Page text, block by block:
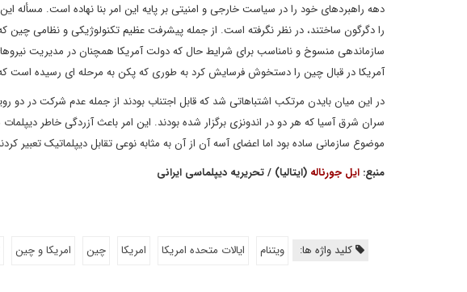
دهه راهبردهای خود را در سیاست خارجی و امنیتی بر پایه این امر بنا نهاده است. مسأله
را دگرگون ساختند، در نظر نگرفته است. از جمله پیشرفت عظیم تکنولوژیکی و نظامی چین که
سازماندهی منسوخ و نامناسب برای شرایط حال که دولت آمریکا همچنان در مدیریت
آمریکا در قبال چین را دستخوش فرسایش کرد به طوری که پکن به مرحله ای رسیده است
در این میان بایدن مرتکب اشتباهاتی شد که قابل اجتناب بودند از جمله عدم شرکت در
سران شرق آسیا که هر دو در اندونزی برگزار شده بودند. این امر باعث آزردگی خاطر
موضوع سازمانی ساده بود اما اعضای آسه آن از آن به مثابه نوعی تقابل دیپلماتیک تعبیر
منبع: ایل جورناله (ایتالیا) / تحریریه دیپلماسی ایرانی
کلید واژه ها: ویتنام ایالات متحده امریکا امریکا چین امریکا و چین